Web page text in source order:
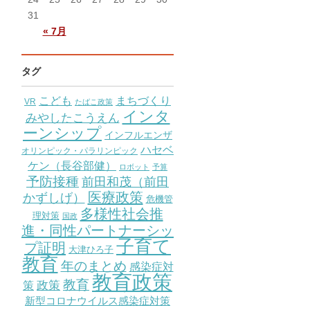
« 7月
31
タグ
VR こども たばこ政策 まちづくり
みやしたこうえん インタ
ーンシップ インフルエンザ
オリンピック・パラリンピック ハセベ
ケン（長谷部健）
ロボット 予算
予防接種 前田和茂（前田
かずしげ）
医療政策 危機管
理対策 国政 多様性社会推
進・同性パートナーシッ
プ証明 大津ひろ子 子育て
教育 年のまとめ 感染症対
策 政策 教育教育政策
新型コロナウイルス感染症対策